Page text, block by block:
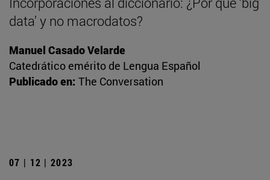
data’ y no macrodatos?
Manuel Casado Velarde
Catedrático emérito de Lengua Español
Publicado en: The Conversation
07 | 12 | 2023